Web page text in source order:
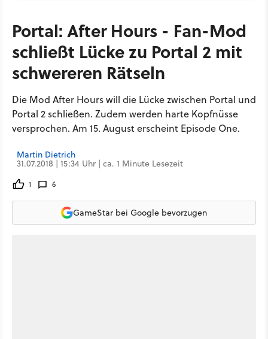
Portal: After Hours - Fan-Mod
schließt Lücke zu Portal 2 mit
schwereren Rätseln
Die Mod After Hours will die Lücke zwischen Portal und
Portal 2 schließen. Zudem werden harte Kopfnüsse
versprochen. Am 15. August erscheint Episode One.
Martin Dietrich
31.07.2018 | 15:34 Uhr | ca. 1 Minute Lesezeit
1 6
GameStar bei Google bevorzugen